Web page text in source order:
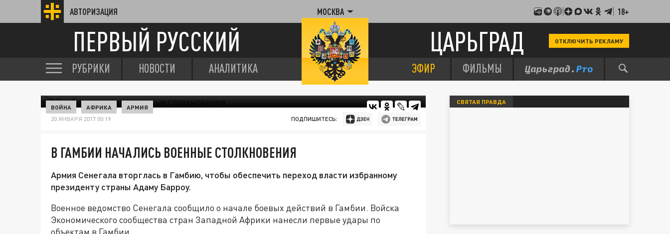
АВТОРИЗАЦИЯ МОСКВА 18+
ПЕРВЫЙ РУССКИЙ ЦАРЬГРАД ОТКЛЮЧИТЬ РЕКЛАМУ
РУБРИКИ НОВОСТИ АНАЛИТИКА ЭФИР ФИЛЬМЫ
ВОЙНА АФРИКА АРМИЯ
20 ЯНВАРЯ 2017 00:19 ПОДПИШИТЕСЬ:
В ГАМБИИ НАЧАЛИСЬ ВОЕННЫЕ СТОЛКНОВЕНИЯ
Армия Сенегала вторглась в Гамбию, чтобы обеспечить переход власти избранному
президенту страны Адаму Барроу.
Военное ведомство Сенегала сообщило о начале боевых действий в Гамбии. Войска
Экономического сообщества стран Западной Африки нанесли первые удары по
объектам в Гамбии.
СВЯТАЯ ПРАВДА